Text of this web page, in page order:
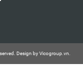
Design by Vicogroup.vn.